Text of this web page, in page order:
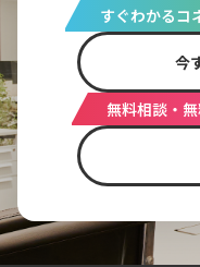
すぐわかるコ
今
無料相談・